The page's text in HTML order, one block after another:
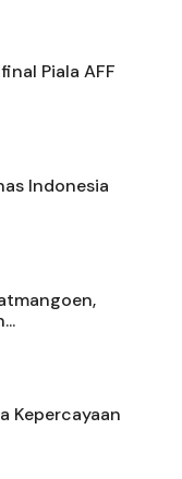
Piala AFF
Indonesia
Kepercayaan